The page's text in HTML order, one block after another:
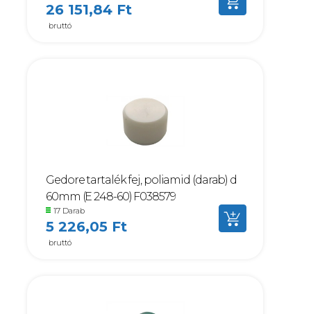
26 151,84 Ft
bruttó
Gedore tartalék fej, poliamid (darab) d
60mm (E 248-60) F038579
17 Darab
5 226,05 Ft
bruttó